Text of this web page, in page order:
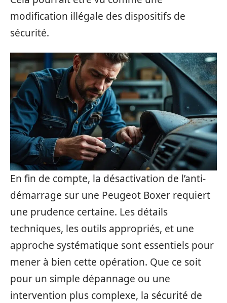
modification illégale des dispositifs de
sécurité.
En fin de compte, la désactivation de l’anti-
démarrage sur une Peugeot Boxer requiert
une prudence certaine. Les détails
techniques, les outils appropriés, et une
approche systématique sont essentiels pour
mener à bien cette opération. Que ce soit
pour un simple dépannage ou une
intervention plus complexe, la sécurité de